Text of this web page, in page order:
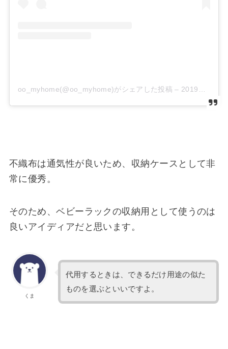
oo_myhome(@oo_myhome)がシェアした投稿 – 2019年 8月月17日午後5時00分PDT
不織布は通気性が良いため、収納ケースとして非
常に優秀。
そのため、ベビーラックの収納用として使うのは
良いアイディアだと思います。
くま
代用するときは、できるだけ用途の似た
ものを選ぶといいですよ。